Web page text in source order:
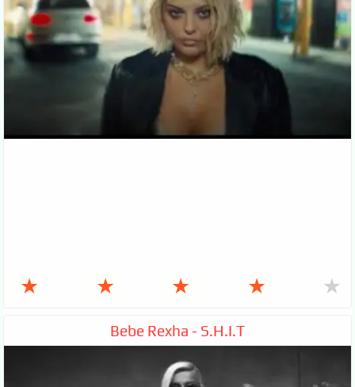
★ ★ ★ ★ ★
Bebe Rexha - S.H.I.T